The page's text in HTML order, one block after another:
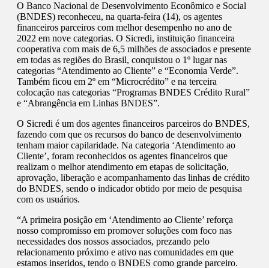
O Banco Nacional de Desenvolvimento Econômico e Social
(BNDES) reconheceu, na quarta-feira (14), os agentes
financeiros parceiros com melhor desempenho no ano de
2022 em nove categorias. O Sicredi, instituição financeira
cooperativa com mais de 6,5 milhões de associados e presente
em todas as regiões do Brasil, conquistou o 1º lugar nas
categorias “Atendimento ao Cliente” e “Economia Verde”.
Também ficou em 2º em “Microcrédito” e na terceira
colocação nas categorias “Programas BNDES Crédito Rural”
e “Abrangência em Linhas BNDES”.
O Sicredi é um dos agentes financeiros parceiros do BNDES,
fazendo com que os recursos do banco de desenvolvimento
tenham maior capilaridade. Na categoria ‘Atendimento ao
Cliente’, foram reconhecidos os agentes financeiros que
realizam o melhor atendimento em etapas de solicitação,
aprovação, liberação e acompanhamento das linhas de crédito
do BNDES, sendo o indicador obtido por meio de pesquisa
com os usuários.
“A primeira posição em ‘Atendimento ao Cliente’ reforça
nosso compromisso em promover soluções com foco nas
necessidades dos nossos associados, prezando pelo
relacionamento próximo e ativo nas comunidades em que
estamos inseridos, tendo o BNDES como grande parceiro.